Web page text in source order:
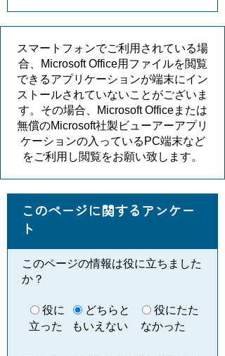
スマートフォンでご利用されている場
合、Microsoft Office用ファイルを閲覧
できるアプリケーションが端末にイン
ストールされていないことがございま
す。その場合、Microsoft Officeまたは
無償のMicrosoft社製ビューアーアプリ
ケーションの入っているPC端末など
をご利用し閲覧をお願い致します。
このページに関するアンケー
ト
このページの情報は役に立ちました
か？
役に
立った
どちらと
もいえない
役にたた
なかった